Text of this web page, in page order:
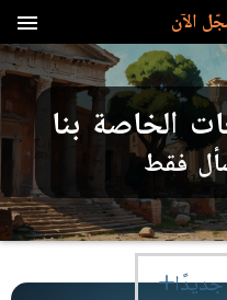
menu الآن
الخاصة بنا
فقط